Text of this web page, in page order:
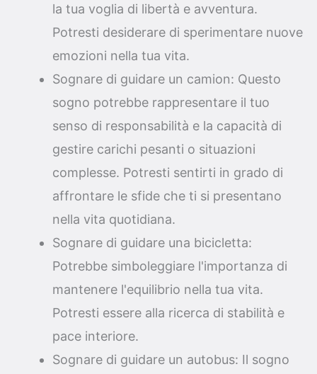
la tua voglia di libertà e avventura.
Potresti desiderare di sperimentare nuove
emozioni nella tua vita.
Sognare di guidare un camion: Questo
sogno potrebbe rappresentare il tuo
senso di responsabilità e la capacità di
gestire carichi pesanti o situazioni
complesse. Potresti sentirti in grado di
affrontare le sfide che ti si presentano
nella vita quotidiana.
Sognare di guidare una bicicletta:
Potrebbe simboleggiare l'importanza di
mantenere l'equilibrio nella tua vita.
Potresti essere alla ricerca di stabilità e
pace interiore.
Sognare di guidare un autobus: Il sogno